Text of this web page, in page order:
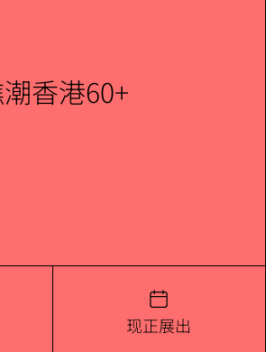
香港60+
现正展出